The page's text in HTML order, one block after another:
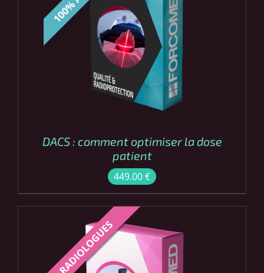
COMMANDER /
DÉTAILS
DACS : comment optimiser la dose
patient
449.00€